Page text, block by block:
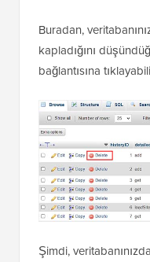
Buradan,
kapladığını
bağlantısına
Şimdi,